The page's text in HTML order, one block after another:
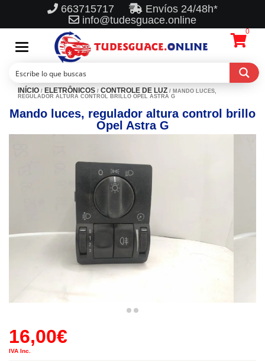
663715717
Envíos 24/48h*
info@tudesguace.online
Toggle
navigation
0
INÍCIO / ELETRÔNICOS / CONTROLE DE LUZ / MANDO LUCES,
REGULADOR ALTURA CONTROL BRILLO OPEL ASTRA G
Mando luces, regulador altura control brillo
Opel Astra G
16,00€
IVA Inc.